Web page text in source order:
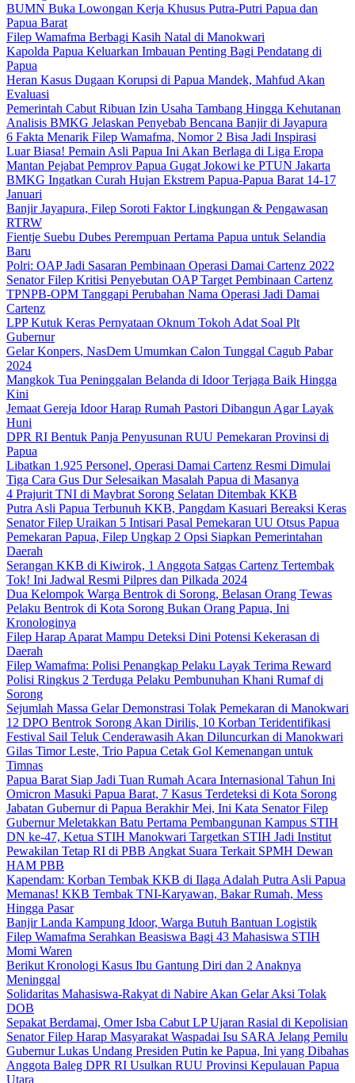
BUMN Buka Lowongan Kerja Khusus Putra-Putri Papua dan
Papua Barat
Filep Wamafma Berbagi Kasih Natal di Manokwari
Kapolda Papua Keluarkan Imbauan Penting Bagi Pendatang di
Papua
Heran Kasus Dugaan Korupsi di Papua Mandek, Mahfud Akan
Evaluasi
Pemerintah Cabut Ribuan Izin Usaha Tambang Hingga Kehutanan
Analisis BMKG Jelaskan Penyebab Bencana Banjir di Jayapura
6 Fakta Menarik Filep Wamafma, Nomor 2 Bisa Jadi Inspirasi
Luar Biasa! Pemain Asli Papua Ini Akan Berlaga di Liga Eropa
Mantan Pejabat Pemprov Papua Gugat Jokowi ke PTUN Jakarta
BMKG Ingatkan Curah Hujan Ekstrem Papua-Papua Barat 14-17
Januari
Banjir Jayapura, Filep Soroti Faktor Lingkungan & Pengawasan
RTRW
Fientje Suebu Dubes Perempuan Pertama Papua untuk Selandia
Baru
Polri: OAP Jadi Sasaran Pembinaan Operasi Damai Cartenz 2022
Senator Filep Kritisi Penyebutan OAP Target Pembinaan Cartenz
TPNPB-OPM Tanggapi Perubahan Nama Operasi Jadi Damai
Cartenz
LPP Kutuk Keras Pernyataan Oknum Tokoh Adat Soal Plt
Gubernur
Gelar Konpers, NasDem Umumkan Calon Tunggal Cagub Pabar
2024
Mangkok Tua Peninggalan Belanda di Idoor Terjaga Baik Hingga
Kini
Jemaat Gereja Idoor Harap Rumah Pastori Dibangun Agar Layak
Huni
DPR RI Bentuk Panja Penyusunan RUU Pemekaran Provinsi di
Papua
Libatkan 1.925 Personel, Operasi Damai Cartenz Resmi Dimulai
Tiga Cara Gus Dur Selesaikan Masalah Papua di Masanya
4 Prajurit TNI di Maybrat Sorong Selatan Ditembak KKB
Putra Asli Papua Terbunuh KKB, Pangdam Kasuari Bereaksi Keras
Senator Filep Uraikan 5 Intisari Pasal Pemekaran UU Otsus Papua
Pemekaran Papua, Filep Ungkap 2 Opsi Siapkan Pemerintahan
Daerah
Serangan KKB di Kiwirok, 1 Anggota Satgas Cartenz Tertembak
Tok! Ini Jadwal Resmi Pilpres dan Pilkada 2024
Dua Kelompok Warga Bentrok di Sorong, Belasan Orang Tewas
Pelaku Bentrok di Kota Sorong Bukan Orang Papua, Ini
Kronologinya
Filep Harap Aparat Mampu Deteksi Dini Potensi Kekerasan di
Daerah
Filep Wamafma: Polisi Penangkap Pelaku Layak Terima Reward
Polisi Ringkus 2 Terduga Pelaku Pembunuhan Khani Rumaf di
Sorong
Sejumlah Massa Gelar Demonstrasi Tolak Pemekaran di Manokwari
12 DPO Bentrok Sorong Akan Dirilis, 10 Korban Teridentifikasi
Festival Sail Teluk Cenderawasih Akan Diluncurkan di Manokwari
Gilas Timor Leste, Trio Papua Cetak Gol Kemenangan untuk
Timnas
Papua Barat Siap Jadi Tuan Rumah Acara Internasional Tahun Ini
Omicron Masuki Papua Barat, 7 Kasus Terdeteksi di Kota Sorong
Jabatan Gubernur di Papua Berakhir Mei, Ini Kata Senator Filep
Gubernur Meletakkan Batu Pertama Pembangunan Kampus STIH
DN ke-47, Ketua STIH Manokwari Targetkan STIH Jadi Institut
Pewakilan Tetap RI di PBB Angkat Suara Terkait SPMH Dewan
HAM PBB
Kapendam: Korban Tembak KKB di Ilaga Adalah Putra Asli Papua
Memanas! KKB Tembak TNI-Karyawan, Bakar Rumah, Mess
Hingga Pasar
Banjir Landa Kampung Idoor, Warga Butuh Bantuan Logistik
Filep Wamafma Serahkan Beasiswa Bagi 43 Mahasiswa STIH
Momi Waren
Berikut Kronologi Kasus Ibu Gantung Diri dan 2 Anaknya
Meninggal
Solidaritas Mahasiswa-Rakyat di Nabire Akan Gelar Aksi Tolak
DOB
Sepakat Berdamai, Omer Isba Cabut LP Ujaran Rasial di Kepolisian
Senator Filep Harap Masyarakat Waspadai Isu SARA Jelang Pemilu
Gubernur Lukas Undang Presiden Putin ke Papua, Ini yang Dibahas
Anggota Baleg DPR RI Usulkan RUU Provinsi Kepulauan Papua
Utara